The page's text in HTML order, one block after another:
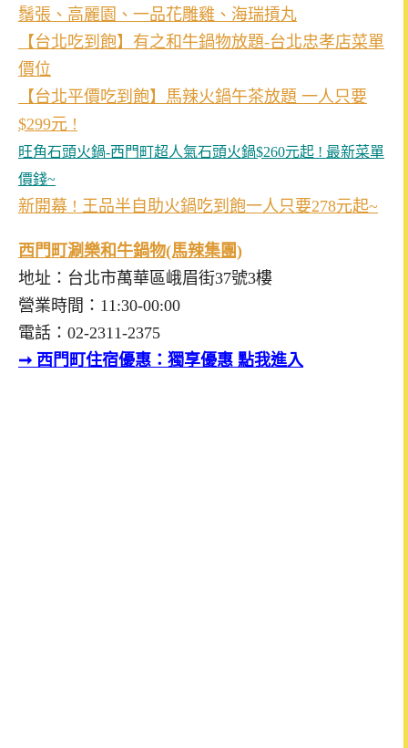
鬚張、高麗園、一品花雕雞、海瑞摃丸
【台北吃到飽】有之和牛鍋物放題-台北忠孝店菜單
價位
【台北平價吃到飽】馬辣火鍋午茶放題 一人只要
$299元 !
旺角石頭火鍋-西門町超人氣石頭火鍋$260元起 ! 最新菜單
價錢~
新開幕 ! 王品半自助火鍋吃到飽一人只要278元起~
西門町涮樂和牛鍋物(馬辣集團)
地址：台北市萬華區峨眉街37號3樓
營業時間：11:30-00:00
電話：02-2311-2375
➞ 西門町住宿優惠：獨享優惠 點我進入